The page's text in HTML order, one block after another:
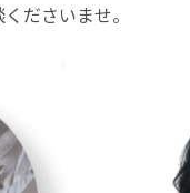
ださいませ。